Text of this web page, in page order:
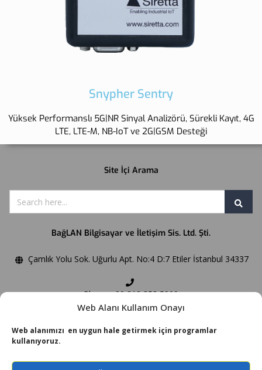
Web Alanı Kullanım Onayı
Web alanımızı en uygun hale getirmek için programlar
kullanıyoruz.
Snypher Sentry
Yüksek Performanslı 5G|NR Sinyal Analizörü, Sürekli Kayıt, 4G
LTE, LTE-M, NB-IoT ve 2G|GSM Desteği
Site İçi Arama
BağLAN Bilgisayar ve İletişim Sis. Ltd. Şti.
Çamlık Yolu Sok. Uğurlu Apt. No:4 D:7 Etiler İstanbul 34337
Phone:+90 212 358 5909
Fax:+90 212 358 5906